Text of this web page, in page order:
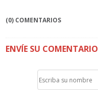
(0) COMENTARIOS
ENVÍE SU COMENTARIO